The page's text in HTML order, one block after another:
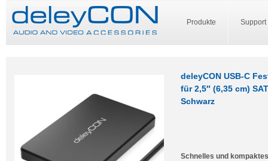
Produkte Support
deleyCON USB-C
für 2,5″ (6,35 cm)
Schwarz
Schnelles und